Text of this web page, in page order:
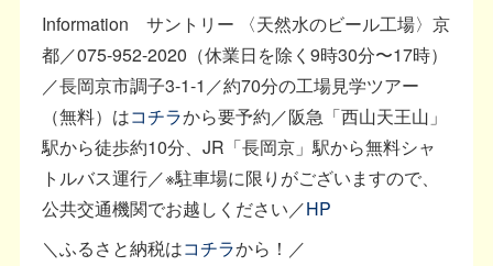
Information サントリー 〈天然水のビール工場〉京
都／075-952-2020（休業日を除く9時30分〜17時）
／長岡京市調子3-1-1／約70分の工場見学ツアー
（無料）はコチラから要予約／阪急「西山天王山」
駅から徒歩約10分、JR「長岡京」駅から無料シャ
トルバス運行／※駐車場に限りがございますので、
公共交通機関でお越しください／HP
＼ふるさと納税はコチラから！／